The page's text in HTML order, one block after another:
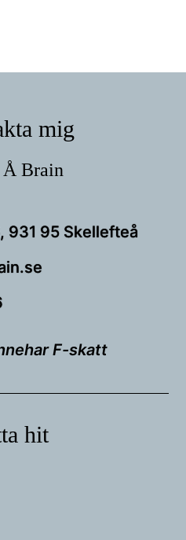
mig
Brain
931 95 Skellefteå
F-skatt
hit